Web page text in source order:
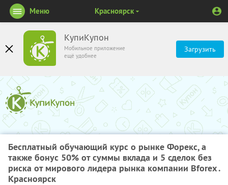
КупиКупон
Мобильное приложение
ещё удобнее
Загрузить
Меню Красноярск
Бесплатный обучающий курс о рынке Форекс, а
также бонус 50% от суммы вклада и 5 сделок без
риска от мирового лидера рынка компании Bforex .
Красноярск